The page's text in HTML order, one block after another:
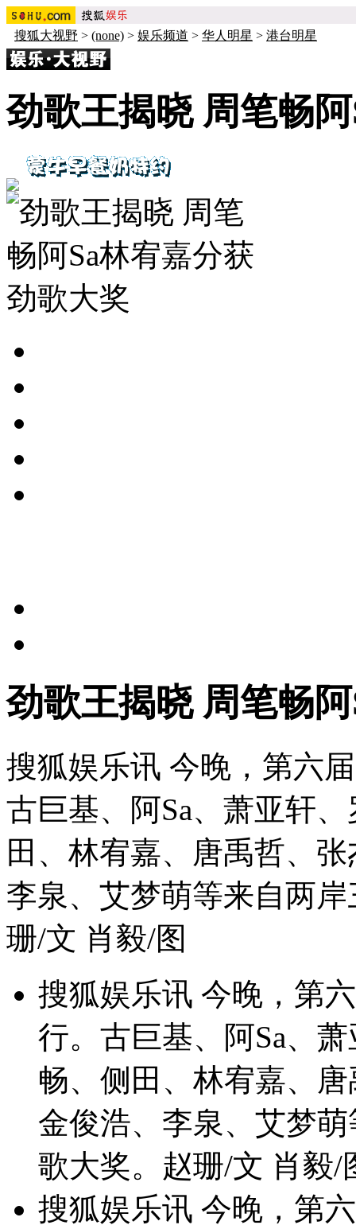
搜狐大视野 > (none) > 娱乐频道 > 华人明星 > 港台明星
劲歌王揭晓 周笔畅
劲歌王揭晓 周笔畅
搜狐娱乐讯 今晚，第六
古巨基、阿Sa、萧亚轩
田、林宥嘉、唐禹哲、
李泉、艾梦萌等来自两
珊/文 肖毅/图
搜狐娱乐讯 今晚，第
行。古巨基、阿Sa、
畅、侧田、林宥嘉、
金俊浩、李泉、艾梦
歌大奖。赵珊/文 肖毅/
搜狐娱乐讯 今晚，第